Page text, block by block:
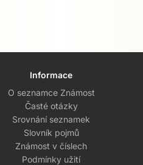
Informace
O seznamce Známost
Časté otázky
Srovnání seznamek
Slovník pojmů
Známost v číslech
Podmínky užití